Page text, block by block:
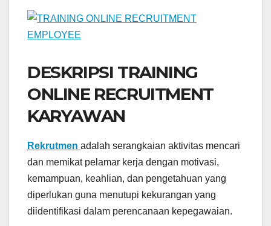
DESKRIPSI TRAINING
ONLINE RECRUITMENT
KARYAWAN
Rekrutmen adalah serangkaian aktivitas mencari
dan memikat pelamar kerja dengan motivasi,
kemampuan, keahlian, dan pengetahuan yang
diperlukan guna menutupi kekurangan yang
diidentifikasi dalam perencanaan kepegawaian.